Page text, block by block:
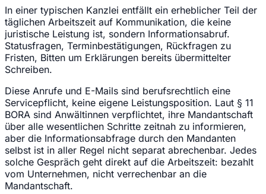
In einer typischen Kanzlei entfällt ein erheblicher Teil der
täglichen Arbeitszeit auf Kommunikation, die keine
juristische Leistung ist, sondern Informationsabruf.
Statusfragen, Terminbestätigungen, Rückfragen zu
Fristen, Bitten um Erklärungen bereits übermittelter
Schreiben.
Diese Anrufe und E-Mails sind berufsrechtlich eine
Servicepflicht, keine eigene Leistungsposition. Laut § 11
BORA sind Anwältinnen verpflichtet, ihre Mandantschaft
über alle wesentlichen Schritte zeitnah zu informieren,
aber die Informationsabfrage durch den Mandanten
selbst ist in aller Regel nicht separat abrechenbar. Jedes
solche Gespräch geht direkt auf die Arbeitszeit: bezahlt
vom Unternehmen, nicht verrechenbar an die
Mandantschaft.